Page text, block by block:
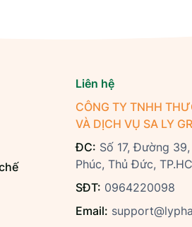
Liên hệ
CÔNG TY TNHH
VÀ DỊCH VỤ SA LY
ĐC: Số 17, Đường
Phúc, Thủ Đức,
SĐT: 0964220098
Email: